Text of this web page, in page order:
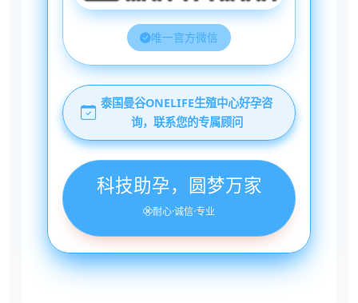
唯一官方微信
泰国曼谷ONELIFE生殖中心好孕咨
询，联系您的专属顾问
科技助孕，圆梦万家
耐心·诚信·专业